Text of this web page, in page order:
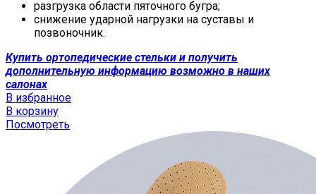
разгрузка области пяточного бугра;
снижение ударной нагрузки на суставы и
позвоночник.
Купить ортопедические стельки и получить
дополнительную информацию возможно в наших
салонах
В избранное
В корзину
Посмотреть